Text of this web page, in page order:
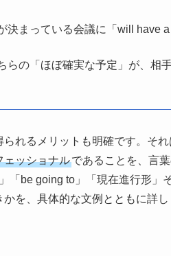
決まっている会議に「will have
らの「ほぼ確実な予定」が、相
れるメリットも明確です。そ
ェッショナルであることを、言
「be going to」「現在進行形」
を、具体的な文例とともに詳し